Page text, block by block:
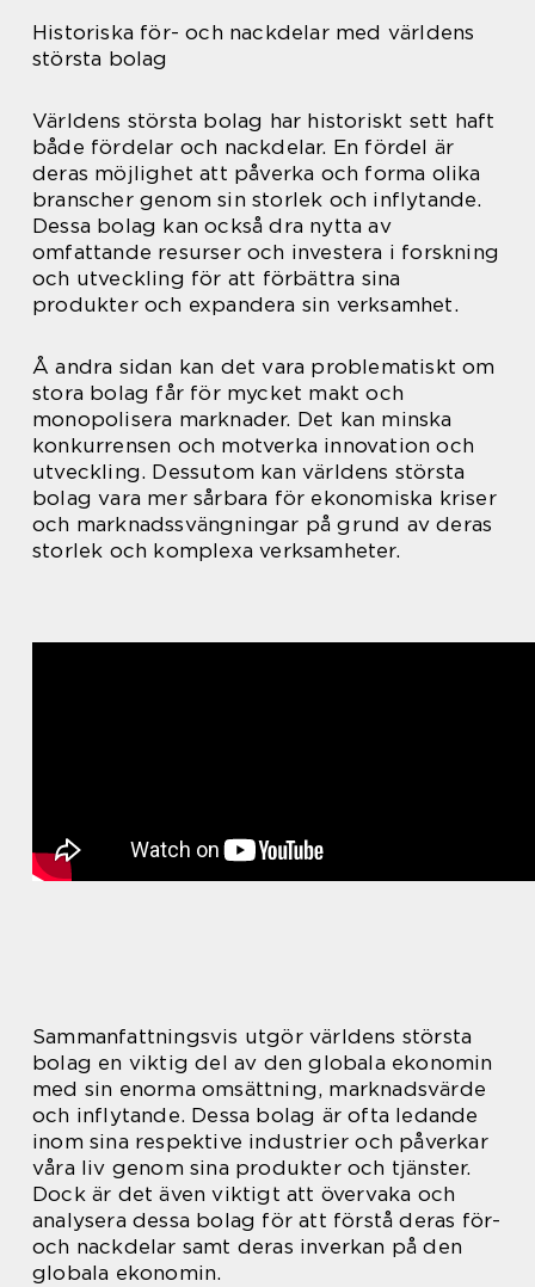
Historiska för- och nackdelar med världens
största bolag
Världens största bolag har historiskt sett haft
både fördelar och nackdelar. En fördel är
deras möjlighet att påverka och forma olika
branscher genom sin storlek och inflytande.
Dessa bolag kan också dra nytta av
omfattande resurser och investera i forskning
och utveckling för att förbättra sina
produkter och expandera sin verksamhet.
Å andra sidan kan det vara problematiskt om
stora bolag får för mycket makt och
monopolisera marknader. Det kan minska
konkurrensen och motverka innovation och
utveckling. Dessutom kan världens största
bolag vara mer sårbara för ekonomiska kriser
och marknadssvängningar på grund av deras
storlek och komplexa verksamheter.
Sammanfattningsvis utgör världens största
bolag en viktig del av den globala ekonomin
med sin enorma omsättning, marknadsvärde
och inflytande. Dessa bolag är ofta ledande
inom sina respektive industrier och påverkar
våra liv genom sina produkter och tjänster.
Dock är det även viktigt att övervaka och
analysera dessa bolag för att förstå deras för-
och nackdelar samt deras inverkan på den
globala ekonomin.